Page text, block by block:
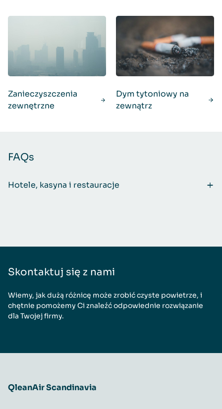
Zanieczyszczenia
zewnętrzne
Dym tytoniowy na
zewnątrz
FAQs
Hotele, kasyna i restauracje
Skontaktuj się z nami
Wiemy, jak dużą różnicę może zrobić czyste powietrze, i
chętnie pomożemy Ci znaleźć odpowiednie rozwiązanie
dla Twojej firmy.
QleanAir Scandinavia